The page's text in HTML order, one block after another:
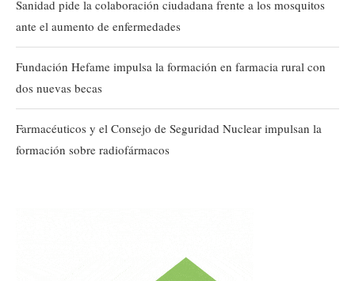
Sanidad pide la colaboración ciudadana frente a los mosquitos
ante el aumento de enfermedades
Fundación Hefame impulsa la formación en farmacia rural con
dos nuevas becas
Farmacéuticos y el Consejo de Seguridad Nuclear impulsan la
formación sobre radiofármacos